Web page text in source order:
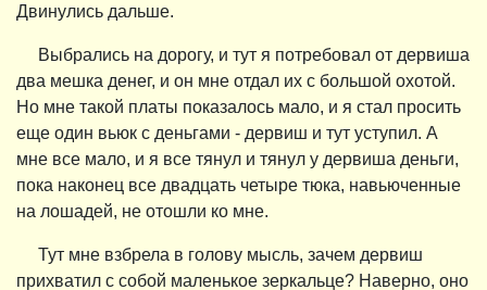
Двинулись дальше.
Выбрались на дорогу, и тут я потребовал от дервиша
два мешка денег, и он мне отдал их с большой охотой.
Но мне такой платы показалось мало, и я стал просить
еще один вьюк с деньгами - дервиш и тут уступил. А
мне все мало, и я все тянул и тянул у дервиша деньги,
пока наконец все двадцать четыре тюка, навьюченные
на лошадей, не отошли ко мне.
Тут мне взбрела в голову мысль, зачем дервиш
прихватил с собой маленькое зеркальце? Наверно, оно